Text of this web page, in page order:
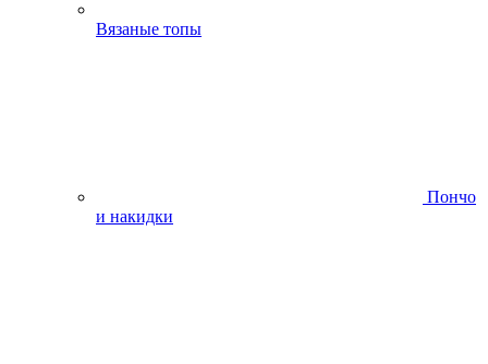
Вязаные топы
Пончо
и накидки